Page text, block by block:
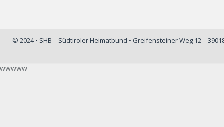
© 2024 • SHB – Südtiroler Heimatbund • Greifensteiner Weg 12 –
wwwww